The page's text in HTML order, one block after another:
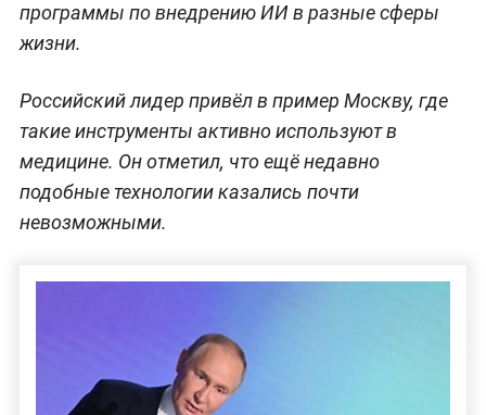
программы по внедрению ИИ в разные сферы
жизни.
Российский лидер привёл в пример Москву, где
такие инструменты активно используют в
медицине. Он отметил, что ещё недавно
подобные технологии казались почти
невозможными.